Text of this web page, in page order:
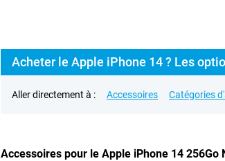
Acheter le Apple iPhone 14 ? Les
Aller directement à : Accessoires Catégories
Accessoires pour le Apple iPhone 14 256Go